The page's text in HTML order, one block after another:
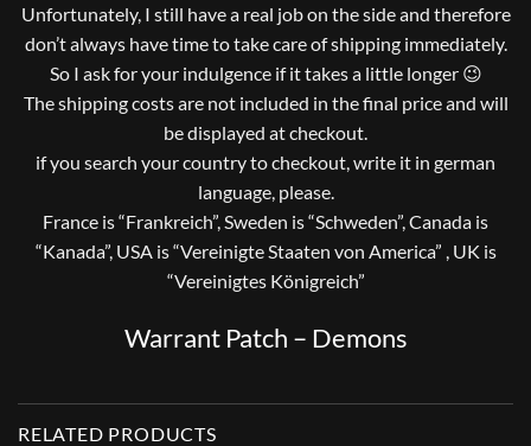
Unfortunately, I still have a real job on the side and therefore
don’t always have time to take care of shipping immediately.
So I ask for your indulgence if it takes a little longer 😉
The shipping costs are not included in the final price and will
be displayed at checkout.
if you search your country to checkout, write it in german
language, please.
France is “Frankreich”, Sweden is “Schweden”, Canada is
“Kanada”, USA is “Vereinigte Staaten von America” , UK is
“Vereinigtes Königreich”
Warrant Patch – Demons
RELATED PRODUCTS